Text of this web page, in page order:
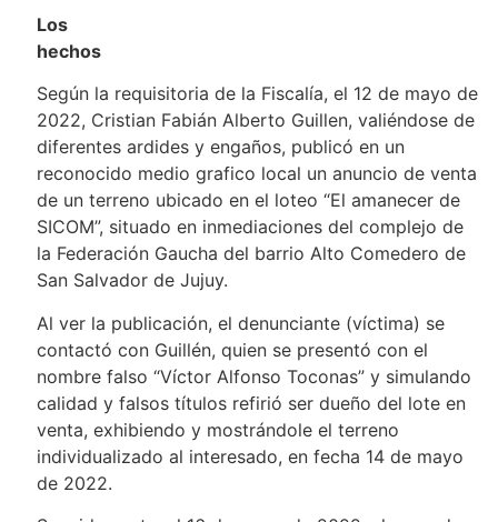
Los
Según la requisitoria de la Fiscalía, el 12 de mayo de
2022, Cristian Fabián Alberto Guillen, valiéndose de
diferentes ardides y engaños, publicó en un
reconocido medio grafico local un anuncio de venta
de un terreno ubicado en el loteo “El amanecer de
SICOM”, situado en inmediaciones del complejo de
la Federación Gaucha del barrio Alto Comedero de
San Salvador de Jujuy.
Al ver la publicación, el denunciante (víctima) se
contactó con Guillén, quien se presentó con el
nombre falso “Víctor Alfonso Toconas” y simulando
calidad y falsos títulos refirió ser dueño del lote en
venta, exhibiendo y mostrándole el terreno
individualizado al interesado, en fecha 14 de mayo
de 2022.